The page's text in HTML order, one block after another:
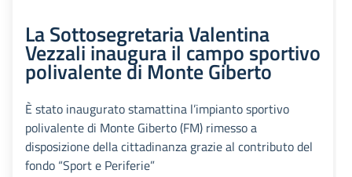
La Sottosegretaria Valentina
Vezzali inaugura il campo sportivo
polivalente di Monte Giberto
È stato inaugurato stamattina l’impianto sportivo
polivalente di Monte Giberto (FM) rimesso a
disposizione della cittadinanza grazie al contributo del
fondo “Sport e Periferie”